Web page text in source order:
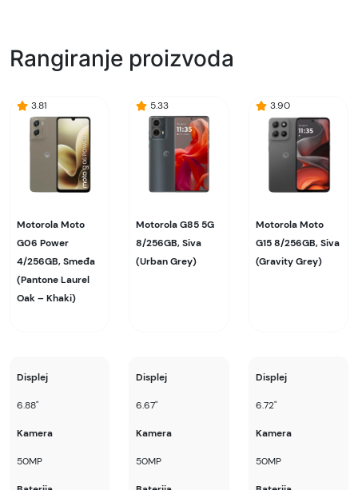
EAN:
840023276088
Zemlja porekla:
Prava potrošača:
Zagarantovana sva prava kupaca po osnovu
zakona o zaštiti potrošača. Detaljnije o ugovoru
na daljinu, uslove reklamacije i povrata pročitajte
Superfon doo se trudi da informacije i fotografije
da garantuje da su svi podaci apsolutno ispravni.
Rangiranje proizvoda
3.81
Motorola Moto
G06 Power
4/256GB, Smeđa
(Pantone Laurel
Oak – Khaki)
5.33
Motorola G85 5G
8/256GB, Siva
(Urban Grey)
3.90
Motorola Moto
G15 8/256GB, Siva
(Gravity Grey)
Displej
6.88"
Kamera
50MP
Displej
6.67"
Kamera
50MP
Displej
6.72"
Kamera
50MP